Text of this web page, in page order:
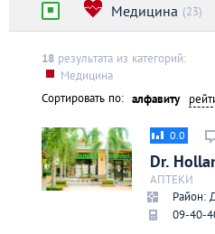
Алматы
Астана
Киев
Лондон
Медицина (23)
18 результата из категорий:
Медицина
Сортировать по: алфавиту
0.0
Dr.
АПТЕКИ
Район:
09-40-